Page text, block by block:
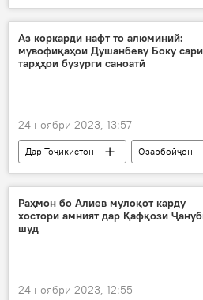
Сиёсат
Дар ҷаҳон
Аз коркарди нафт то алюминий:
мувофиқаҳои Душанбеву Боку сари
тарҳҳои бузурги саноатӣ
24 ноябри 2023, 13:57
Дар Тоҷикистон
Озарбойҷон
Иқтисод
Вазорати саноат ва технологияҳои нави
ҳамкорӣ
Раҳмон бо Алиев мулоқот карду
хостори амният дар Қафқози
шуд
24 ноябри 2023, 12:55